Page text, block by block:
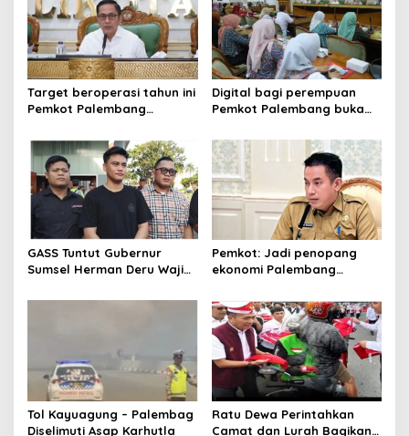
Target beroperasi tahun ini
Pemkot Palembang
proyek PSEL
Digital bagi perempuan
Pemkot Palembang buka
GASS Tuntut Gubernur
Sumsel Herman Deru Wajib
Pemkot: Jadi penopang
ekonomi Palembang
Tol Kayuagung – Palembag
Diselimuti Asap Karhutla
Ratu Dewa Perintahkan
Camat dan Lurah Bagikan